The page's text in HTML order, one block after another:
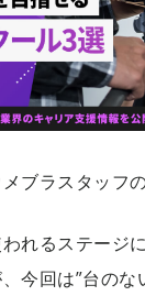
ブラスタッフの
れるステージ
今回は”台のな